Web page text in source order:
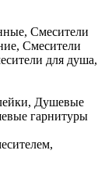
Смесители
Смесители
для душа,
Душевые
гарнитуры